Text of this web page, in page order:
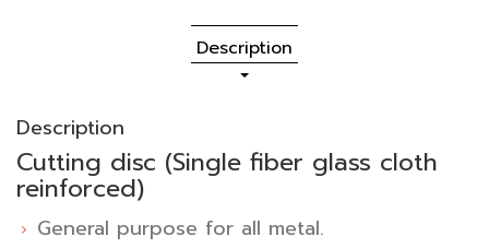
Description
Description
Cutting disc (Single fiber glass cloth
reinforced)
General purpose for all metal.